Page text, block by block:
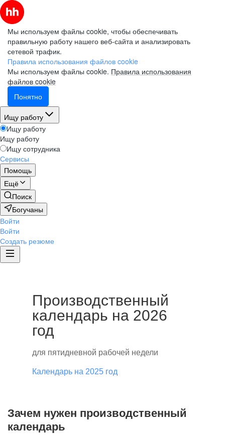
Мы используем файлы cookie, чтобы обеспечивать
правильную работу нашего веб-сайта и анализировать
сетевой трафик.
Правила использования файлов cookie
Мы используем файлы cookie. Правила использования
файлов cookie
Понятно
Ищу работу
Ищу работу
Ищу работу
Ищу сотрудника
Сервисы
Помощь
Ещё
Поиск
Богучаны
Войти
Войти
Создать резюме
Производственный
календарь на 2026
год
для пятидневной рабочей недели
Календарь на 2025 год
Зачем нужен производственный
календарь